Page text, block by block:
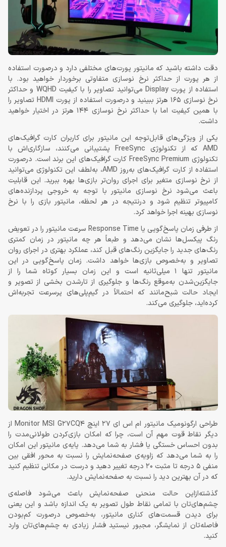
دقت داشته باشید که مانیتور پورت‌های مختلفی دارد و درصورت استفاده
از هر پورت از حداکثر نرخ نوسازی متفاوتی برخوردار خواهید بود. با
استفاده از پورت Display می‌توانید تصاویر را با کیفیت WQHD و حداکثر
نرخ نوسازی 165 هرتز ببینید و درصورت استفاده از پورت HDMI تصاویر را
با همین کیفیت اما با حداکثر نرخ نوسازی 144 هرتز در اختیار خواهید
داشت.
یکی از ویژگی‌های قابل‌توجه این مانیتور برای کاربران کارت گرافیک‌های
AMD که از تکنولوژی FreeSync پشتیبانی می‌کنند، سازگاری‌اش با
تکنولوژی FreeSync Premium کارت گرافیک‌های این برند است. درصورت
استفاده از کارت گرافیک‌های به‌روز AMD، به‌لطف این تکنولوژی می‌توانید
از نرخ نوسازی متغیر برای اجرای روان‌تر بازی‌ها بهره ببرید. این قابلیت
باعث می‌شود نرخ نوسازی مانیتور با توجه به خروجی پردازنده‌های
کامپیوتر تنظیم شود و درنتیجه در هر لحظه، مانیتور بازی را با نرخ
نوسازی بهینه اجرا خواهد کرد.
از طرفی زمان پاسخ‌گویی یا Response Time سرعت مانیتور را در تعویض
رنگ‌ پیکسل‌ها نشان می‌دهد و طبعاً هر چه مانیتور در زمان کمتری
رنگ‌های جدید را جایگزین رنگ‌های قبل کند، عملکرد بهتری در اجرای روان
تصاویر و به‌خصوص بازی‌ها خواهد داشت. زمان پاسخ‌گویی در این
مانیتور تنها 1 میلی‌ثانیه است و این زمان بسیار کوتاه شما را از
جایگزین‌شدن به‌موقع رنگ‌ها و جلوگیری از تارشدن بخشی از تصویر و
ایجاد حالت شبح‌مانند که احتمالاً در گیم‌پلی‌های پرسرعت تجربه‌اش
کرده‌اید، جلوگیری می‌کند.
طراحی ارگونومیک مانیتور ام اس ای 27 اینچ Monitor MSI G27CQ4 از
دیگر نقاط قوت مهم آن است، چرا که امکان بازی‌کردن طولانی‌مدت را
بدون احساس خستگی یا فشار به شما می‌دهد. پایه‌ی مانیتور این امکان
را به شما می‌دهد که زاویه‌ی صفحه‌نمایش را نسبت به محور افقی بین
منفی 5 درجه تا مثبت 20 درجه تغییر دهید و درست در مکانی تنظیم کنید
که در آن بهترین دید را نسبت به صفحه‌نمایش دارید.
گذشته‌ازاین حالت منحنی صفحه‌نمایش باعث می‌شود فاصله‌ی
چشم‌های‌تان با تمامی نقاط طول تصویر به یک اندازه باشد و این یعنی
برای دیدن قسمت‌های کناری مانیتور، به‌خصوص درصورت کم‌بودن
فاصله‌تان از نمایشگر، مجبور نیستید فشار زیادی به چشم‌های‌تان وارد
کنید.